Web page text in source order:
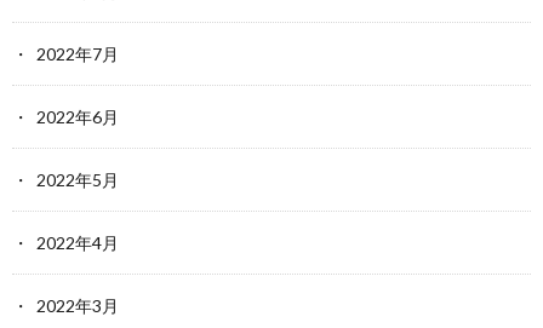
2022年7月
2022年6月
2022年5月
2022年4月
2022年3月